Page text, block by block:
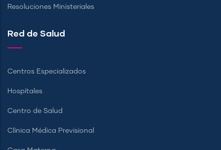
Resoluciones Ministeriales
Red de Salud
Centros Especializados
Hospitales
Centro de Salud
Clínica Médica Previsional